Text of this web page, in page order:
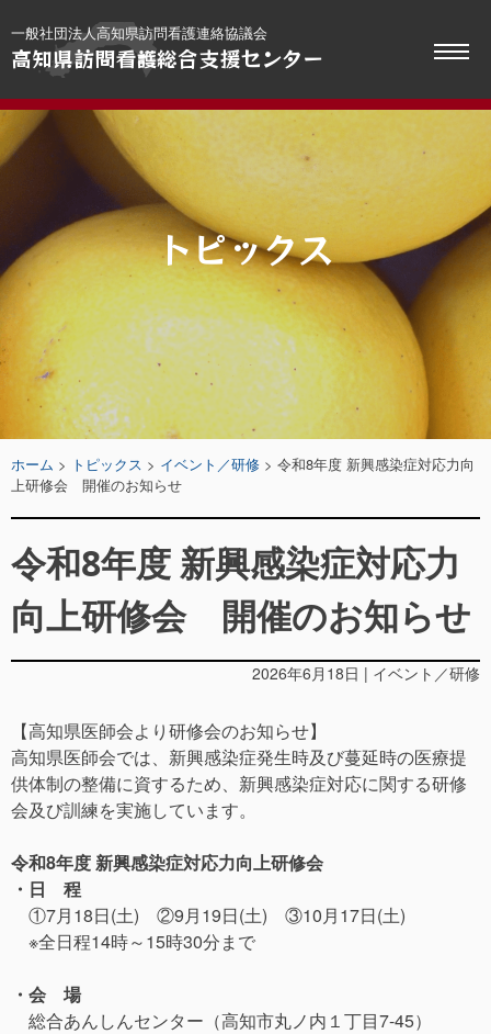
to
content
一般社団法人高知県訪問看護連絡協議会
高知県訪問看護総合支援センター
トピックス
ホーム > トピックス > イベント／研修 > 令和8年度 新興感染症対応力向
上研修会 開催のお知らせ
令和8年度 新興感染症対応力
向上研修会 開催のお知らせ
2026年6月18日 | イベント／研修
【高知県医師会より研修会のお知らせ】
高知県医師会では、新興感染症発生時及び蔓延時の医療提
供体制の整備に資するため、新興感染症対応に関する研修
会及び訓練を実施しています。
令和8年度 新興感染症対応力向上研修会
・日 程
①7月18日(土) ②9月19日(土) ③10月17日(土)
※全日程14時～15時30分まで
・会 場
総合あんしんセンター（高知市丸ノ内１丁目7-45）